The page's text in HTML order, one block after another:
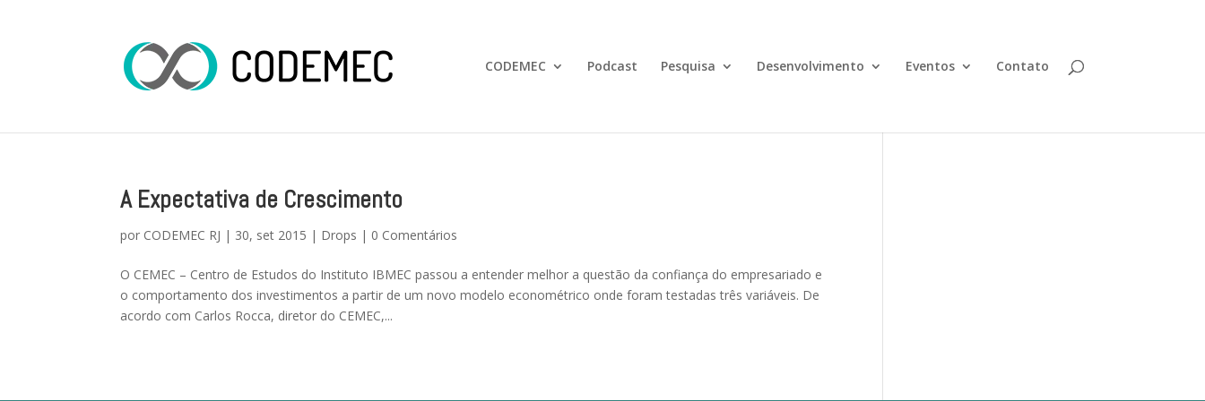
CODEMEC Podcast Pesquisa Desenvolvimento Eventos Contato
A Expectativa de Crescimento
por CODEMEC RJ | 30, set 2015 | Drops | 0 Comentários
O CEMEC – Centro de Estudos do Instituto IBMEC passou a entender melhor a questão da confiança do empresariado e
o comportamento dos investimentos a partir de um novo modelo econométrico onde foram testadas três variáveis. De
acordo com Carlos Rocca, diretor do CEMEC,...